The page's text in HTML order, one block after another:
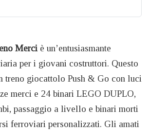
Merciè un’entusiasmante
per i giovani costruttori. Questo
treno giocattolo Push & Go con luci
merci e 24 binari LEGO DUPLO,
passaggio a livello e binari morti
ferroviari personalizzati. Gli amati